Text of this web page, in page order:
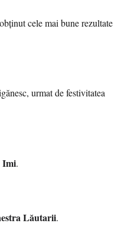
cele mai bune rezultate
urmat de festivitatea
Imi.
Lăutarii.